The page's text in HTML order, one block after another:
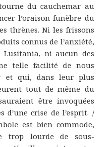
du cauchemar au
l’oraison funèbre du
thrènes. Ni les frissons
connus de l’anxiété,
ni aucun des
telle facilité de nous
et qui, dans leur plus
tout de même du
être invoquées
d’une crise de l’esprit. /
est bien commode,
trop lourde de sous-